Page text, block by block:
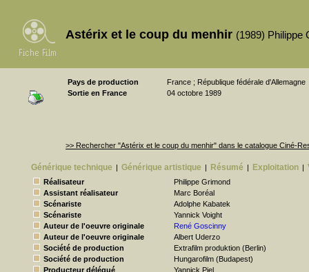
Astérix et le coup du menhir (1989) Philippe
Pays de production
France ; République fédérale d'Allemagne
Sortie en France
04 octobre 1989
>> Rechercher "Astérix et le coup du menhir" dans le catalogue Ciné-
Générique technique | Générique artistique | Résumé | Exploitation |
Réalisateur
Philippe Grimond
Assistant réalisateur
Marc Boréal
Scénariste
Adolphe Kabatek
Scénariste
Yannick Voight
Auteur de l'oeuvre originale
René Goscinny
Auteur de l'oeuvre originale
Albert Uderzo
Société de production
Extrafilm produktion (Berlin)
Société de production
Hungarofilm (Budapest)
Producteur délégué
Yannick Piel